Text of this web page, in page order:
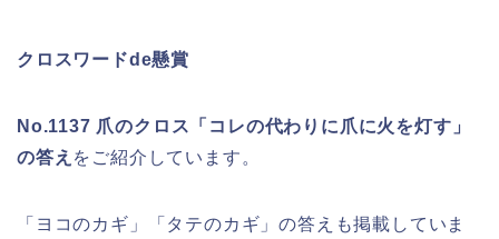
クロスワードde懸賞
No.1137 爪のクロス「コレの代わりに爪に火を灯す」
の答え をご紹介しています。
「ヨコのカギ」「タテのカギ」の答えも掲載していま